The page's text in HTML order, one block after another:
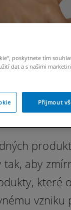
aby
které
vzniku
poskytnete tím
dat a s našimi
Přijmout